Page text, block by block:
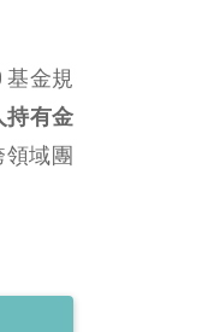
金規
持有金
域團